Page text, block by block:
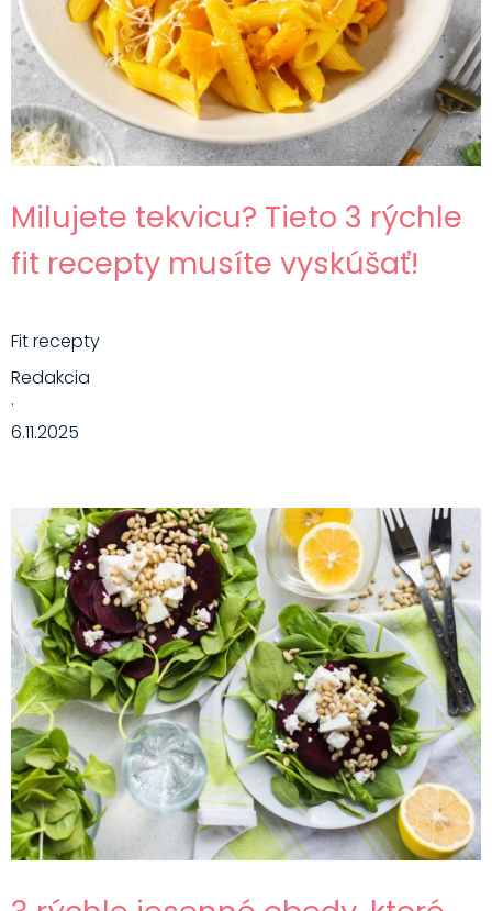
Hlavné jedlá
Šaláty
Dezerty
Nápoje
Ostatné
Motivácia
Zdravie
Milujete tekvicu? Tieto 3 rýchle
fit recepty musíte vyskúšať!
Fit recepty
Redakcia
·
6.11.2025